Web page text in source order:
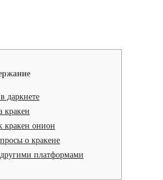
даркнете
кракен
кракен онион
о кракене
платформами